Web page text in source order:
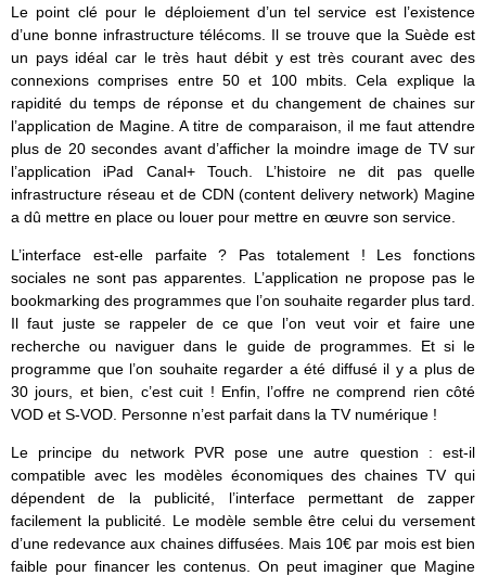
Le point clé pour le déploiement d’un tel service est l’existence
d’une bonne infrastructure télécoms. Il se trouve que la Suède est
un pays idéal car le très haut débit y est très courant avec des
connexions comprises entre 50 et 100 mbits. Cela explique la
rapidité du temps de réponse et du changement de chaines sur
l’application de Magine. A titre de comparaison, il me faut attendre
plus de 20 secondes avant d’afficher la moindre image de TV sur
l’application iPad Canal+ Touch. L’histoire ne dit pas quelle
infrastructure réseau et de CDN (content delivery network) Magine
a dû mettre en place ou louer pour mettre en œuvre son service.
L’interface est-elle parfaite ? Pas totalement ! Les fonctions
sociales ne sont pas apparentes. L’application ne propose pas le
bookmarking des programmes que l’on souhaite regarder plus tard.
Il faut juste se rappeler de ce que l’on veut voir et faire une
recherche ou naviguer dans le guide de programmes. Et si le
programme que l’on souhaite regarder a été diffusé il y a plus de
30 jours, et bien, c’est cuit ! Enfin, l’offre ne comprend rien côté
VOD et S-VOD. Personne n’est parfait dans la TV numérique !
Le principe du network PVR pose une autre question : est-il
compatible avec les modèles économiques des chaines TV qui
dépendent de la publicité, l’interface permettant de zapper
facilement la publicité. Le modèle semble être celui du versement
d’une redevance aux chaines diffusées. Mais 10€ par mois est bien
faible pour financer les contenus. On peut imaginer que Magine